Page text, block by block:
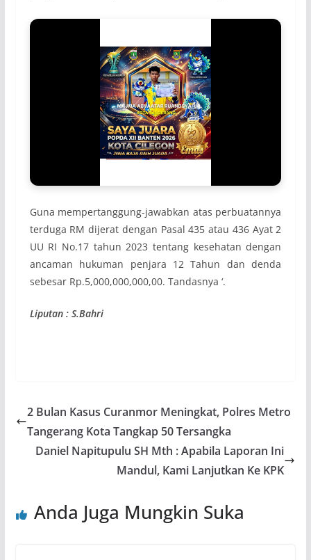
Guna mempertanggung-jawabkan atas perbuatannya
terduga RM dijerat dengan Pasal 435 atau 436 Ayat 2
UU RI No.17 tahun 2023 tentang kesehatan dengan
ancaman hukuman penjara 12 Tahun dan denda
sebesar Rp.5,000,000,000,00. Tandasnya ‘.
Liputan : S.Bahri
2 Bulan Kasus Curanmor Meningkat, Polres Metro
Tangerang Kota Tangkap 50 Tersangka
Daniel Napitupulu SH Mth : Apabila Laporan Ini
Mandul, Kami Lanjutkan Ke KPK
Anda Juga Mungkin Suka